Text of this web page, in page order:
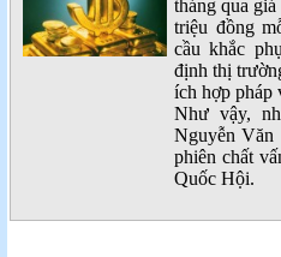
tháng qua
triệu đồng
cầu khắc
định thị
ích hợp pháp
Như vậy,
Nguyễn Văn
phiên chất
Quốc Hội.